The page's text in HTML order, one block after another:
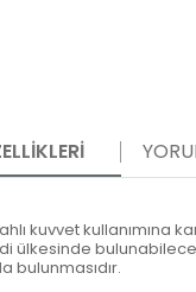
kuvvet
ülkesinde
bulunmasıdır.